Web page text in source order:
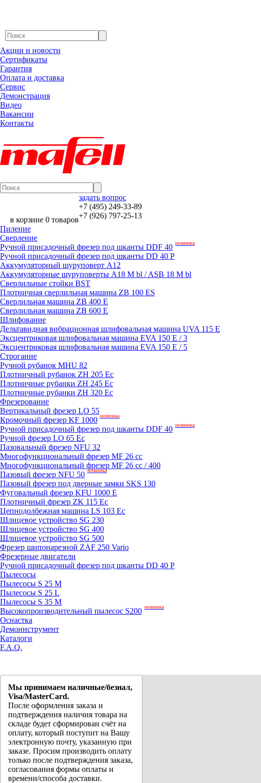
Акции и новости
Сертификаты
Гарантия
Оплата и доставка
Сервис
Демонстрация
Видео
Вакансии
Контакты
в корзине 0 товаров
задать вопрос
+7 (495) 249-33-89
+7 (926) 797-25-13
Пиление
Сверление
Ручной присадочный фрезер под шканты DDF 40 новинка
Ручной присадочный фрезер под шканты DD 40 P
Аккумуляторный шуруповерт A12
Аккумуляторные шуруповерты A18 M bl / ASB 18 M bl
Сверлильные стойки BST
Плотничная сверлильная машина ZB 100 ES
Сверлильная машина ZB 400 E
Сверлильная машина ZB 600 E
Шлифование
Дельтавидная вибрационная шлифовальная машина UVA 115 E
Эксцентриковая шлифовальная машина EVA 150 E / 3
Эксцентриковая шлифовальная машина EVA 150 E / 5
Строгание
Ручной рубанок MHU 82
Плотничный рубанок ZH 205 Ec
Плотничные рубанки ZH 245 Ec
Плотничные рубанки ZH 320 Ec
Фрезерование
Вертикальный фрезер LO 55
Кромочный фрезер KF 1000 новинка
Ручной присадочный фрезер под шканты DDF 40 новинка
Ручной фрезер LO 65 Ec
Пазовальный фрезер NFU 32
Mногофункциональный фрезер MF 26 cc
Mногофункциональный фрезер MF 26 cc / 400
Пазовый фрезер NFU 50 новинка
Пазовый фрезер под дверные замки SKS 130
Фуговальный фрезер KFU 1000 E
Плотничный фрезер ZK 115 Ec
Цепнодолбежная машина LS 103 Ec
Шлицевое устройство SG 230
Шлицевое устройство SG 400
Шлицевое устройство SG 500
Фрезер шипонарезной ZAF 250 Vario
Фрезерные двигатели
Ручной присадочный фрезер под шканты DD 40 P
Пылесосы
Пылесосы S 25 M
Пылесосы S 25 L
Пылесосы S 35 M
Высокопроизводительный пылесос S200 новинка
Оснастка
Демоинструмент
Каталоги
F.A.Q.
Мы принимаем наличные/безнал,
Visa/MasterCard.
После оформления заказа и
подтверждения наличия товара на
складе будет сформирован счёт на
оплату, который поступит на Вашу
электронную почту, указанную при
заказе. Просим производить оплату
только после подтверждения заказа,
согласования формы оплаты и
времени/способа доставки.